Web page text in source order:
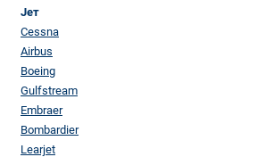
Jет
Cessna
Airbus
Boeing
Gulfstream
Embraer
Bombardier
Learjet